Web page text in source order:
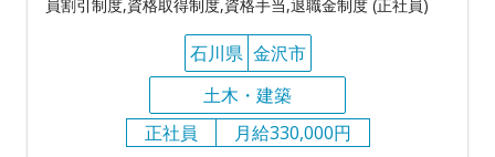
員割引制度,資格取得制度,資格手当,退職金制度 (正社員)
石川県 金沢市
土木・建築
正社員
月給330,000円